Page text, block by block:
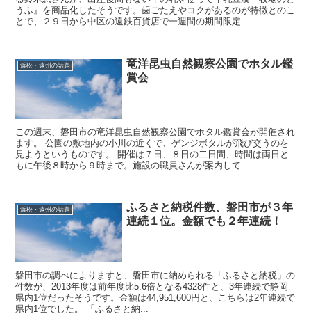
うふ』を商品化したそうです。歯ごたえやコクがあるのが特徴とのこ
とで、２９日から中区の遠鉄百貨店で一週間の期間限定...
浜松・遠州の話題
竜洋昆虫自然観察公園でホタル鑑
賞会
この週末、磐田市の竜洋昆虫自然観察公園でホタル鑑賞会が開催され
ます。 公園の敷地内の小川の近くで、ゲンジボタルが飛び交うのを
見ようというものです。 開催は７日、８日の二日間、時間は両日と
もに午後８時から９時まで。施設の職員さんが案内して...
浜松・遠州の話題
ふるさと納税件数、磐田市が３年
連続１位。金額でも２年連続！
磐田市の調べによりますと、磐田市に納められる「ふるさと納税」の
件数が、2013年度は前年度比5.6倍となる4328件と、3年連続で静岡
県内1位だったそうです。金額は44,951,600円と、こちらは2年連続で
県内1位でした。 「ふるさと納...